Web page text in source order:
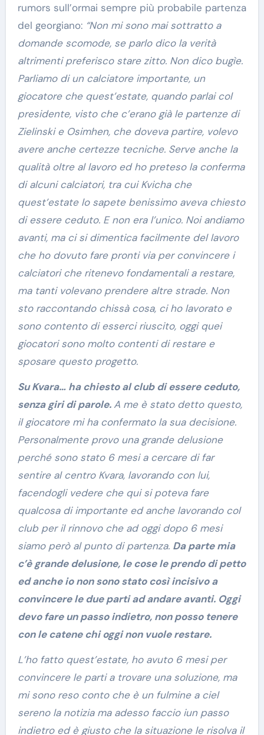
rumors sull’ormai sempre più probabile partenza
del georgiano: “Non mi sono mai sottratto a
domande scomode, se parlo dico la verità
altrimenti preferisco stare zitto. Non dico bugìe.
Parliamo di un calciatore importante, un
giocatore che quest’estate, quando parlai col
presidente, visto che c’erano già le partenze di
Zielinski e Osimhen, che doveva partire, volevo
avere anche certezze tecniche. Serve anche la
qualità oltre al lavoro ed ho preteso la conferma
di alcuni calciatori, tra cui Kvicha che
quest’estate lo sapete benissimo aveva chiesto
di essere ceduto. E non era l’unico. Noi andiamo
avanti, ma ci si dimentica facilmente del lavoro
che ho dovuto fare pronti via per convincere i
calciatori che ritenevo fondamentali a restare,
ma tanti volevano prendere altre strade. Non
sto raccontando chissà cosa, ci ho lavorato e
sono contento di esserci riuscito, oggi quei
giocatori sono molto contenti di restare e
sposare questo progetto.
Su Kvara… ha chiesto al club di essere ceduto,
senza giri di parole.A me è stato detto questo,
il giocatore mi ha confermato la sua decisione.
Personalmente provo una grande delusione
perché sono stato 6 mesi a cercare di far
sentire al centro Kvara, lavorando con lui,
facendogli vedere che qui si poteva fare
qualcosa di importante ed anche lavorando col
club per il rinnovo che ad oggi dopo 6 mesi
siamo però al punto di partenza. Da parte mia
c’è grande delusione, le cose le prendo di petto
ed anche io non sono stato così incisivo a
convincere le due parti ad andare avanti. Oggi
devo fare un passo indietro, non posso tenere
con le catene chi oggi non vuole restare.
L’ho fatto quest’estate, ho avuto 6 mesi per
convincere le parti a trovare una soluzione, ma
mi sono reso conto che è un fulmine a ciel
sereno la notizia ma adesso faccio iun passo
indietro ed è giusto che la situazione le risolva il